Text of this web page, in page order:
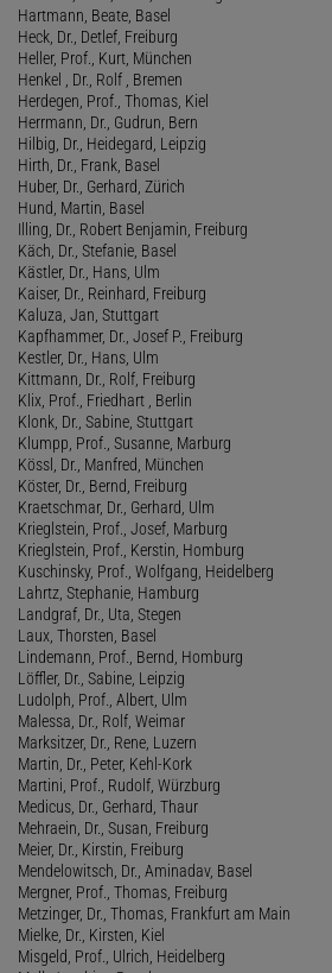
Hartmann, Beate, Basel
Heck, Dr., Detlef, Freiburg
Heller, Prof., Kurt, München
Henkel , Dr., Rolf , Bremen
Herdegen, Prof., Thomas, Kiel
Herrmann, Dr., Gudrun, Bern
Hilbig, Dr., Heidegard, Leipzig
Hirth, Dr., Frank, Basel
Huber, Dr., Gerhard, Zürich
Hund, Martin, Basel
Illing, Dr., Robert Benjamin, Freiburg
Käch, Dr., Stefanie, Basel
Kästler, Dr., Hans, Ulm
Kaiser, Dr., Reinhard, Freiburg
Kaluza, Jan, Stuttgart
Kapfhammer, Dr., Josef P., Freiburg
Kestler, Dr., Hans, Ulm
Kittmann, Dr., Rolf, Freiburg
Klix, Prof., Friedhart , Berlin
Klonk, Dr., Sabine, Stuttgart
Klumpp, Prof., Susanne, Marburg
Kössl, Dr., Manfred, München
Köster, Dr., Bernd, Freiburg
Kraetschmar, Dr., Gerhard, Ulm
Krieglstein, Prof., Josef, Marburg
Krieglstein, Prof., Kerstin, Homburg
Kuschinsky, Prof., Wolfgang, Heidelberg
Lahrtz, Stephanie, Hamburg
Landgraf, Dr., Uta, Stegen
Laux, Thorsten, Basel
Lindemann, Prof., Bernd, Homburg
Löffler, Dr., Sabine, Leipzig
Ludolph, Prof., Albert, Ulm
Malessa, Dr., Rolf, Weimar
Marksitzer, Dr., Rene, Luzern
Martin, Dr., Peter, Kehl-Kork
Martini, Prof., Rudolf, Würzburg
Medicus, Dr., Gerhard, Thaur
Mehraein, Dr., Susan, Freiburg
Meier, Dr., Kirstin, Freiburg
Mendelowitsch, Dr., Aminadav, Basel
Mergner, Prof., Thomas, Freiburg
Metzinger, Dr., Thomas, Frankfurt am Main
Mielke, Dr., Kirsten, Kiel
Misgeld, Prof., Ulrich, Heidelberg